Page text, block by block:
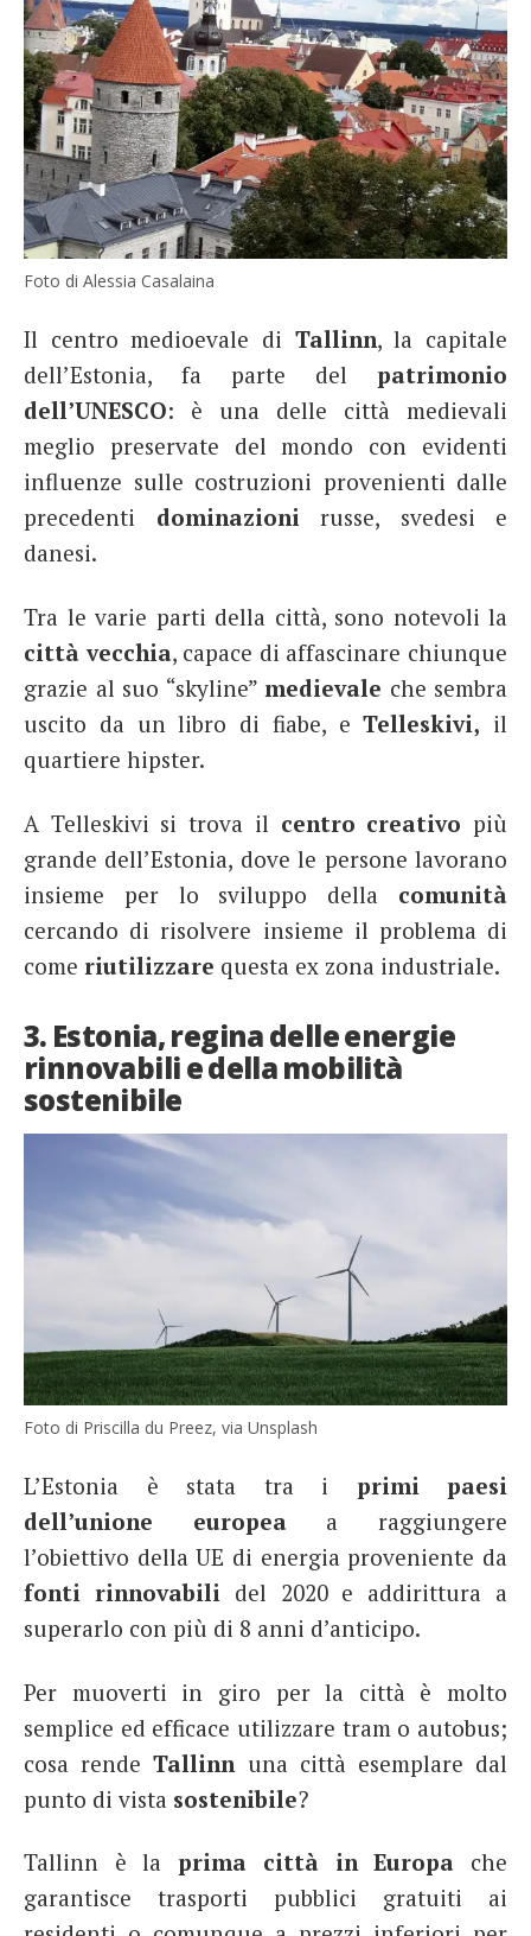
Foto di Alessia Casalaina
Il centro medioevale di Tallinn, la capitale
dell’Estonia, fa parte del patrimonio
dell’UNESCO: è una delle città medievali
meglio preservate del mondo con evidenti
influenze sulle costruzioni provenienti dalle
precedenti dominazionirusse, svedesi e
danesi.
Tra le varie parti della città, sono notevoli la
città vecchia, capace di affascinare chiunque
grazie al suo “skyline” medievale che sembra
uscito da un libro di fiabe, eTelleskivi, il
quartiere hipster.
A Telleskivi si trova il centro creativo più
grande dell’Estonia, dove le persone lavorano
insieme per lo sviluppo della comunità
cercando di risolvere insieme il problema di
come riutilizzare questa ex zona industriale.
3. Estonia, regina delle energie
rinnovabili e della mobilità
sostenibile
Foto di Priscilla du Preez, via Unsplash
L’Estonia è stata tra i primi paesi
dell’unione europea a raggiungere
l’obiettivo della UE di energia proveniente da
fonti rinnovabili del 2020 e addirittura a
superarlo con più di 8 anni d’anticipo.
Per muoverti in giro per la città è molto
semplice ed efficace utilizzare tram o autobus;
cosa rendeTallinn una città esemplare dal
punto di vista sostenibile?
Tallinn è laprima città in Europa che
garantisce trasporti pubblici gratuiti ai